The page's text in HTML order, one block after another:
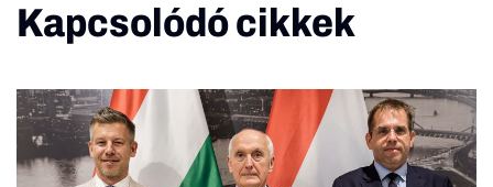
Kapcsolódó cikkek